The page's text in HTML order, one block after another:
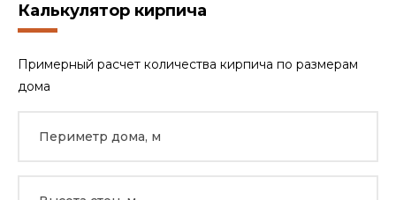
Калькулятор кирпича
Примерный расчет количества кирпича по размерам
дома